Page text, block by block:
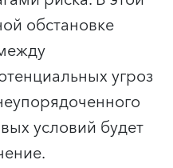
обстановке
угроз
условий будет